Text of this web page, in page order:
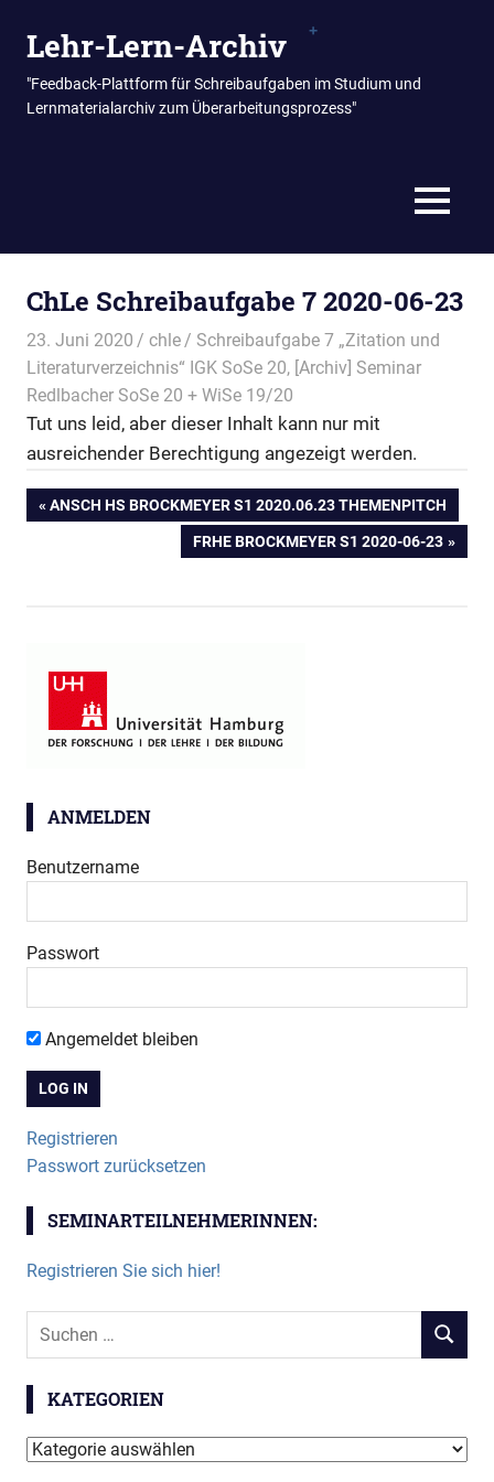
InhaltLehr-Lern-Archiv
"Feedback-Plattform für Schreibaufgaben im Studium und
Lernmaterialarchiv zum Überarbeitungsprozess"
MENÜ
ChLe Schreibaufgabe 7 2020-06-23
23. Juni 2020 chle
Schreibaufgabe 7 „Zitation und
Literaturverzeichnis“ IGK SoSe 20, [Archiv] Seminar
Redlbacher SoSe 20 + WiSe 19/20
Tut uns leid, aber dieser Inhalt kann nur mit
ausreichender Berechtigung angezeigt werden.
Beitragsnavigation
VORHERIGER
ANSCH HS BROCKMEYER S1 2020.06.23 THEMENPITCH
NÄCHSTER
FRHE BROCKMEYER S1 2020-06-23
ANMELDEN
Benutzername
Passwort
Angemeldet bleiben
Registrieren
Passwort zurücksetzen
SEMINARTEILNEHMERINNEN:
Registrieren Sie sich hier!
Suchen
SUCHEN
KATEGORIEN
Kategorien